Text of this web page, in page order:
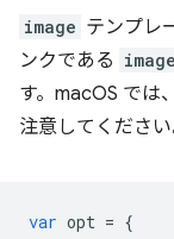
image テンプレ
ンクである
す。macOS では
注意してください
var opt = {